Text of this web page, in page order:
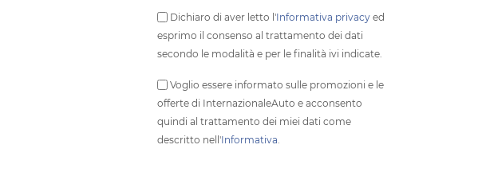
Dichiaro di aver letto l'Informativa privacy ed
esprimo il consenso al trattamento dei dati
secondo le modalità e per le finalità ivi indicate.
Voglio essere informato sulle promozioni e le
offerte di InternazionaleAuto e acconsento
quindi al trattamento dei miei dati come
descritto nell'Informativa